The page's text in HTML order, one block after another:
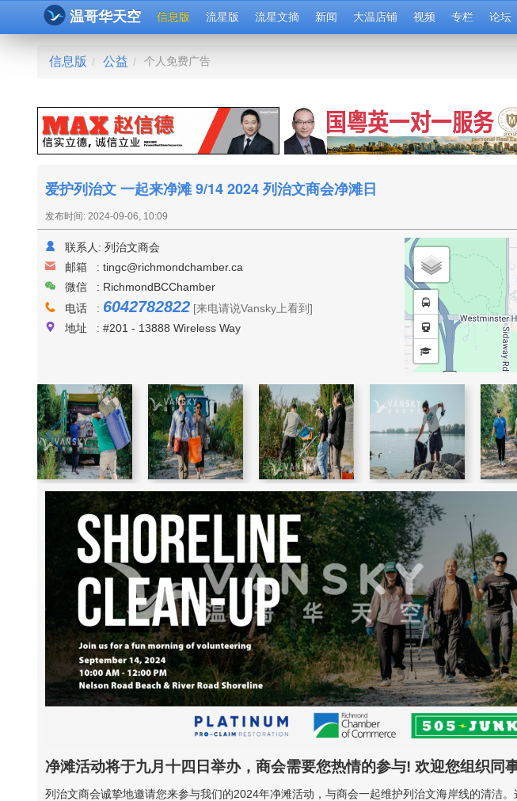
温哥华天空 信息版 流星版 流星文摘 新闻 大温店铺 视频 专栏 论坛
信息版 / 公益 / 个人免费广告
爱护列治文 一起来净滩 9/14 2024 列治文商会净滩日
发布时间: 2024-09-06, 10:09
联系人: 列治文商会
邮箱 : tingc@richmondchamber.ca
微信 : RichmondBCChamber
电话 : 6042782822 [来电请说Vansky上看到]
地址 : #201 - 13888 Wireless Way
净滩活动将于九月十四日举办，商会需要您热情的参与! 欢迎您组织同
列治文商会诚挚地邀请您来参与我们的2024年净滩活动，与商会一起维护列治文海岸线的清洁